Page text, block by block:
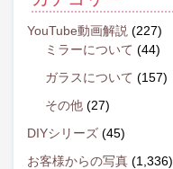
YouTube動画解説 (227)
ミラーについて (44)
ガラスについて (157)
その他 (27)
DIYシリーズ (45)
お客様からの写真 (1,336)